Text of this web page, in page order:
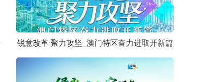
锐意改革 聚力攻坚_澳门特区奋力进取开新篇